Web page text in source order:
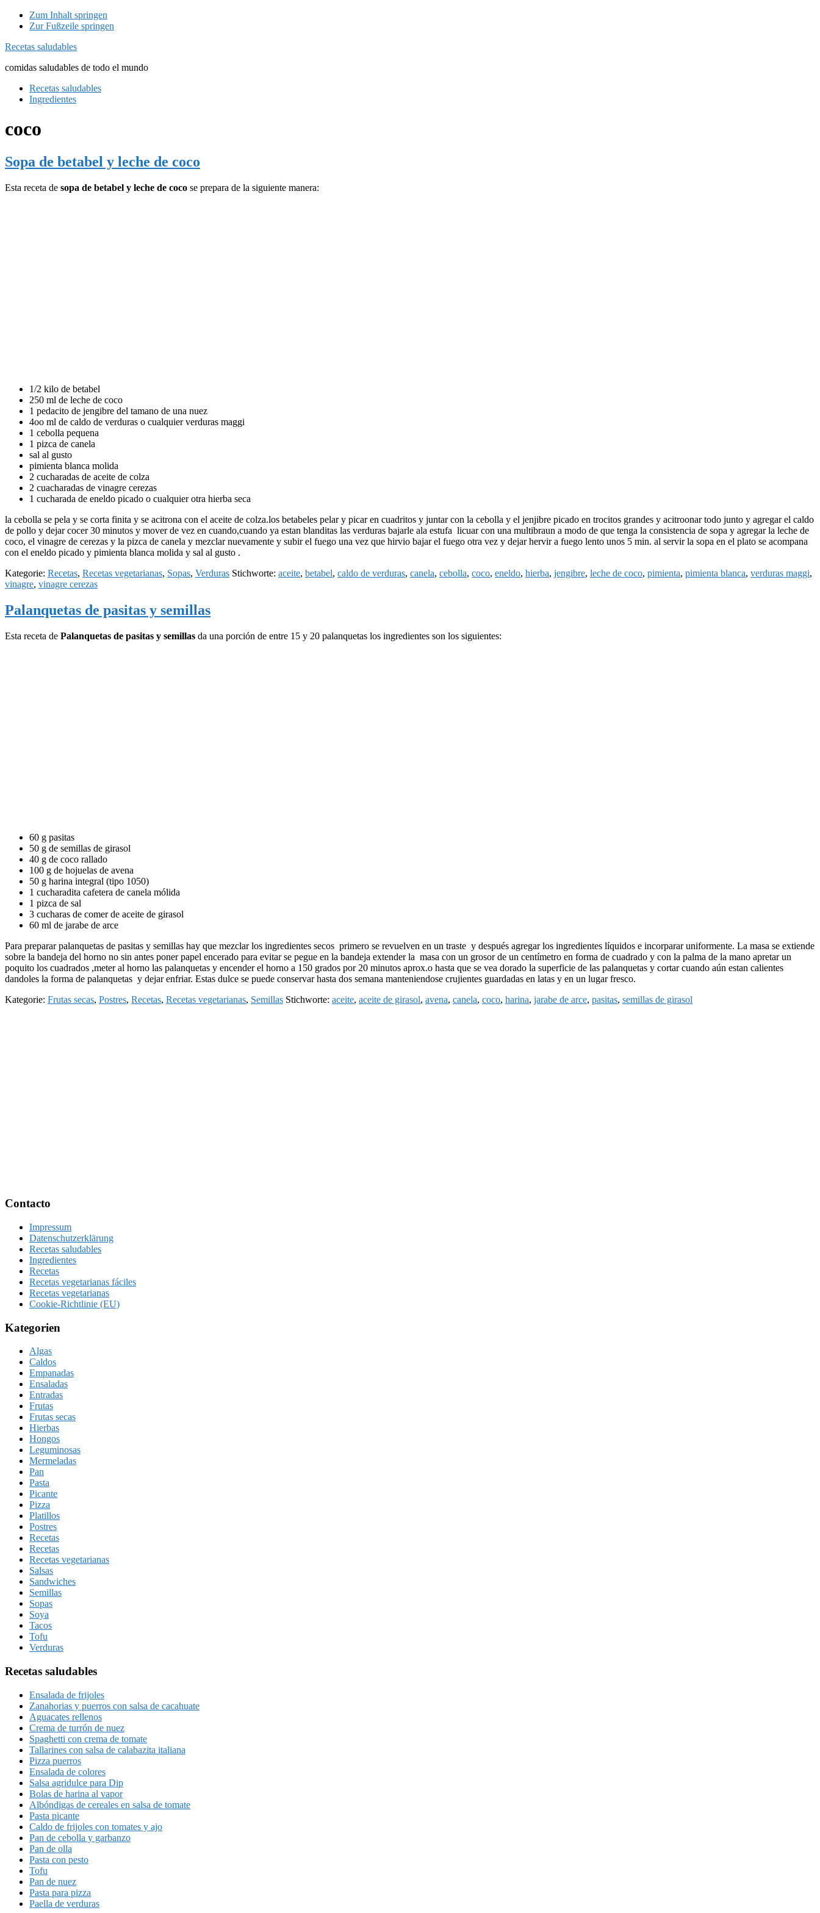
Zum Inhalt springen
Zur Fußzeile springen
Recetas saludables
comidas saludables de todo el mundo
Recetas saludables
Ingredientes
coco
Sopa de betabel y leche de coco
Esta receta de sopa de betabel y leche de coco se prepara de la siguiente manera:
1/2 kilo de betabel
250 ml de leche de coco
1 pedacito de jengibre del tamano de una nuez
4oo ml de caldo de verduras o cualquier verduras maggi
1 cebolla pequena
1 pizca de canela
sal al gusto
pimienta blanca molida
2 cucharadas de aceite de colza
2 cuacharadas de vinagre cerezas
1 cucharada de eneldo picado o cualquier otra hierba seca
la cebolla se pela y se corta finita y se acitrona con el aceite de colza.los betabeles pelar y picar en cuadritos y juntar con la cebolla y el jenjibre picado en trocitos grandes y acitroonar todo junto y agregar el caldo
de pollo y dejar cocer 30 minutos y mover de vez en cuando,cuando ya estan blanditas las verduras bajarle ala estufa licuar con una multibraun a modo de que tenga la consistencia de sopa y agregar la leche de
coco, el vinagre de cerezas y la pizca de canela y mezclar nuevamente y subir el fuego una vez que hirvio bajar el fuego otra vez y dejar hervir a fuego lento unos 5 min. al servir la sopa en el plato se acompana
con el eneldo picado y pimienta blanca molida y sal al gusto .
Kategorie: Recetas, Recetas vegetarianas, Sopas, Verduras Stichworte: aceite, betabel, caldo de verduras, canela, cebolla, coco, eneldo, hierba, jengibre, leche de coco, pimienta, pimienta blanca, verduras maggi,
vinagre, vinagre cerezas
Palanquetas de pasitas y semillas
Esta receta de Palanquetas de pasitas y semillas da una porción de entre 15 y 20 palanquetas los ingredientes son los siguientes:
60 g pasitas
50 g de semillas de girasol
40 g de coco rallado
100 g de hojuelas de avena
50 g harina integral (tipo 1050)
1 cucharadita cafetera de canela mólida
1 pizca de sal
3 cucharas de comer de aceite de girasol
60 ml de jarabe de arce
Para preparar palanquetas de pasitas y semillas hay que mezclar los ingredientes secos primero se revuelven en un traste y después agregar los ingredientes líquidos e incorparar uniformente. La masa se extiende
sobre la bandeja del horno no sin antes poner papel encerado para evitar se pegue en la bandeja extender la masa con un grosor de un centímetro en forma de cuadrado y con la palma de la mano apretar un
poquito los cuadrados ,meter al horno las palanquetas y encender el horno a 150 grados por 20 minutos aprox.o hasta que se vea dorado la superficie de las palanquetas y cortar cuando aún estan calientes
dandoles la forma de palanquetas y dejar enfriar. Estas dulce se puede conservar hasta dos semana manteniendose crujientes guardadas en latas y en un lugar fresco.
Kategorie: Frutas secas, Postres, Recetas, Recetas vegetarianas, Semillas Stichworte: aceite, aceite de girasol, avena, canela, coco, harina, jarabe de arce, pasitas, semillas de girasol
Footer
Contacto
Impressum
Datenschutzerklärung
Recetas saludables
Ingredientes
Recetas
Recetas vegetarianas fáciles
Recetas vegetarianas
Cookie-Richtlinie (EU)
Kategorien
Algas
Caldos
Empanadas
Ensaladas
Entradas
Frutas
Frutas secas
Hierbas
Hongos
Leguminosas
Mermeladas
Pan
Pasta
Picante
Pizza
Platillos
Postres
Recetas
Recetas
Recetas vegetarianas
Salsas
Sandwiches
Semillas
Sopas
Soya
Tacos
Tofu
Verduras
Recetas saludables
Ensalada de frijoles
Zanahorias y puerros con salsa de cacahuate
Aguacates rellenos
Crema de turrón de nuez
Spaghetti con crema de tomate
Tallarines con salsa de calabazita italiana
Pizza puerros
Ensalada de colores
Salsa agridulce para Dip
Bolas de harina al vapor
Albóndigas de cereales en salsa de tomate
Pasta picante
Caldo de frijoles con tomates y ajo
Pan de cebolla y garbanzo
Pan de olla
Pasta con pesto
Tofu
Pan de nuez
Pasta para pizza
Paella de verduras